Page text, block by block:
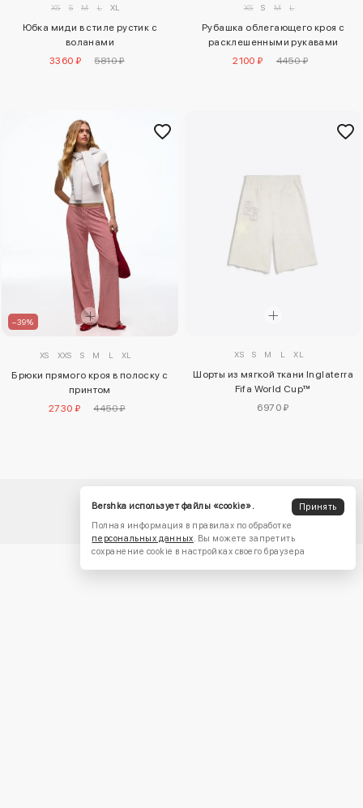
XS S M L XL
Юбка миди в стиле рустик с
воланами
3360 ₽
5810 ₽
XS S M L
Рубашка облегающего кроя с
расклешенными рукавами
2100 ₽
4450 ₽
–39%
XS XXS S M L XL
Брюки прямого кроя в полоску с
принтом
2730 ₽
4450 ₽
XS S M L XL
Шорты из мягкой ткани Inglaterra
Fifa World Cup™
6970 ₽
Bershka использует файлы «cookie».
Принять
Полная информация в правилах по обработке
персональных данных. Вы можете запретить
сохранение cookie в настройках своего браузера